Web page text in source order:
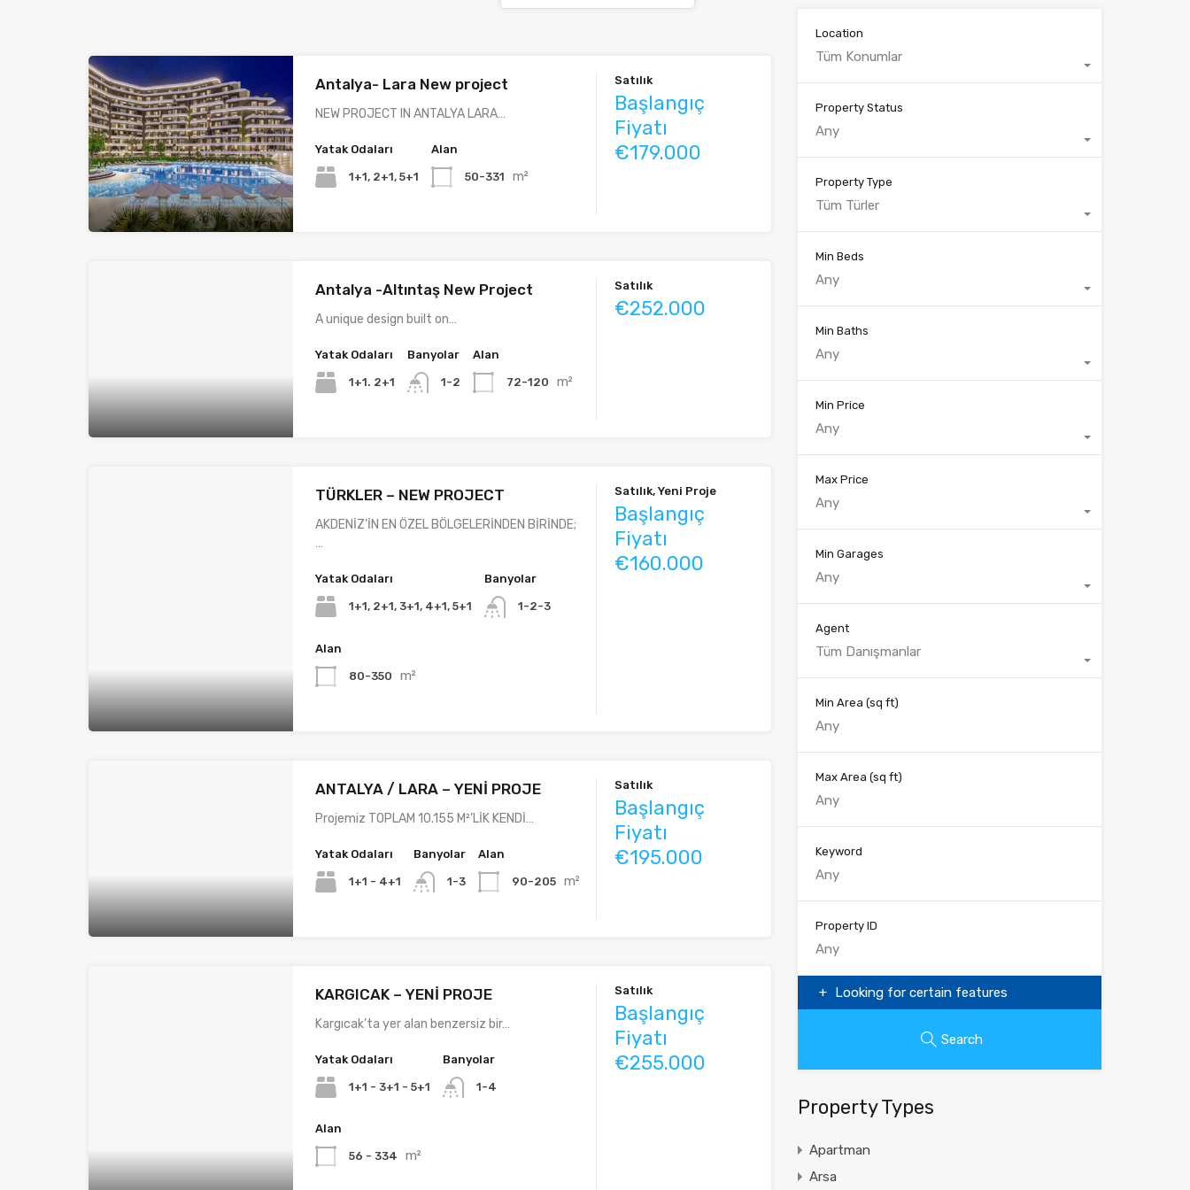
Antalya- Lara New project
NEW PROJECT IN ANTALYA LARA…
Yatak Odaları
1+1, 2+1, 5+1
Alan
50-331 m²
Satılık
Başlangıç
Fiyatı
€179.000
Antalya -Altıntaş New Project
A unique design built on…
Yatak Odaları
1+1. 2+1
Banyolar
1-2
Alan
72-120 m²
Satılık
€252.000
TÜRKLER – NEW PROJECT
AKDENİZ’İN EN ÖZEL BÖLGELERİNDEN BİRİNDE;
…
Yatak Odaları
1+1, 2+1, 3+1, 4+1, 5+1
Banyolar
1-2-3
Alan
80-350 m²
Satılık, Yeni Proje
Başlangıç
Fiyatı
€160.000
ANTALYA / LARA – YENİ PROJE
Projemiz TOPLAM 10.155 M²’LİK KENDİ…
Yatak Odaları
1+1 - 4+1
Banyolar
1-3
Alan
90-205 m²
Satılık
Başlangıç
Fiyatı
€195.000
KARGICAK – YENİ PROJE
Kargıcak’ta yer alan benzersiz bir…
Yatak Odaları
1+1 - 3+1 - 5+1
Banyolar
1-4
Alan
56 - 334 m²
Satılık
Başlangıç
Fiyatı
€255.000
Location
Tüm Konumlar
Property Status
Any
Property Type
Tüm Türler
Min Beds
Any
Min Baths
Any
Min Price
Any
Max Price
Any
Min Garages
Any
Agent
Tüm Danışmanlar
Min Area (sq ft)
Max Area (sq ft)
Keyword
Property ID
Looking for certain features
Search
Property Types
Apartman
Arsa